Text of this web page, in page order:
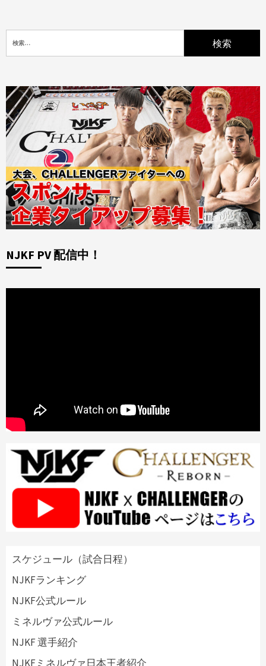
索:
NJKF PV 配信中！
スケジュール（試合日程）
NJKFランキング
NJKF公式ルール
ミネルヴァ公式ルール
NJKF 選手紹介
NJKFミネルヴァ日本王者紹介